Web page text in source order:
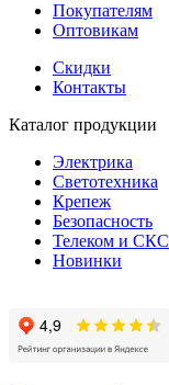
Покупателям
Оптовикам
Скидки
Контакты
Каталог продукции
Электрика
Светотехника
Крепеж
Безопасность
Телеком и СКС
Новинки